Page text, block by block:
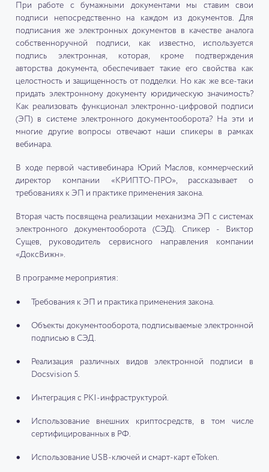
При работе с бумажными документами мы ставим свои
подписи непосредственно на каждом из документов. Для
подписания же электронных документов в качестве аналога
собственноручной подписи, как известно, используется
подпись электронная, которая, кроме подтверждения
авторства документа, обеспечивает такие его свойства как
целостность и защищенность от подделки. Но как же все-таки
придать электронному документу юридическую значимость?
Как реализовать функционал электронно-цифровой подписи
(ЭП) в системе электронного документооборота? На эти и
многие другие вопросы отвечают наши спикеры в рамках
вебинара.
В ходе первой частивебинара Юрий Маслов, коммерческий
директор компании «КРИПТО-ПРО», рассказывает о
требованиях к ЭП и практике применения закона.
Вторая часть посвящена реализации механизма ЭП с системах
электронного документооборота (СЭД). Спикер - Виктор
Сущев, руководитель сервисного направления компании
«ДоксВижн».
В программе мероприятия:
Требования к ЭП и практика применения закона.
Объекты документооборота, подписываемые электронной
подписью в СЭД.
Реализация различных видов электронной подписи в
Docsvision 5.
Интеграция с PKI-инфраструктурой.
Использование внешних криптосредств, в том числе
сертифицированных в РФ.
Использование USB-ключей и смарт-карт eToken.